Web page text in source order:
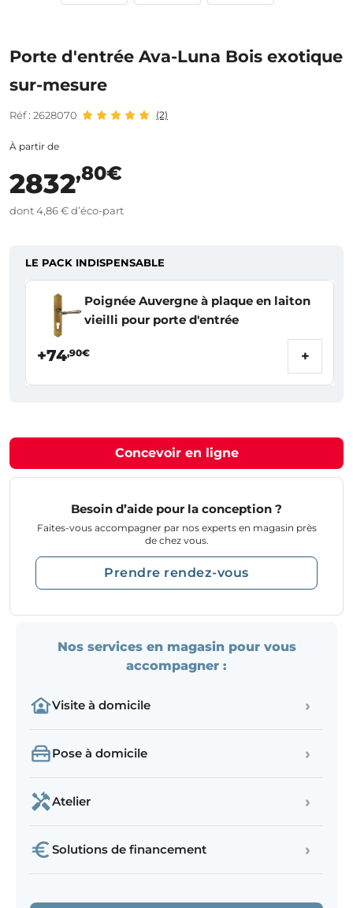
Porte d'entrée Ava-Luna Bois exotique
sur-mesure
Réf : 2628070 (2)
À partir de
2832,80€
dont 4,86 € d’éco-part
LE PACK INDISPENSABLE
Poignée Auvergne à plaque en laiton
vieilli pour porte d'entrée
+74,90€ +
Concevoir en ligne
Besoin d’aide pour la conception ?
Faites-vous accompagner par nos experts en magasin près
de chez vous.
Prendre rendez-vous
Nos services en magasin pour vous
accompagner :
Visite à domicile ›
Pose à domicile ›
Atelier ›
Solutions de financement ›